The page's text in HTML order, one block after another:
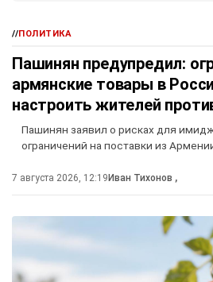
//ПОЛИТИКА
Пашинян предупредил:
армянские товары в
настроить жителей
Пашинян заявил о рисках для
ограничений на поставки из
7 августа 2026, 12:19 Иван Тихонов ,